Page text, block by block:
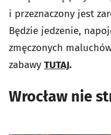
i przeznaczony jest
Będzie jedzenie,
zmęczonych
zabawy TUTAJ.
Wrocław nie